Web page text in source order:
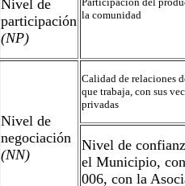
Nivel de
participación
(NP)
la comunidad
Nivel de
negociación
(NN)
Calidad de relaciones
que trabaja, con sus
privadas
Nivel de
el Municipio,
006, con la